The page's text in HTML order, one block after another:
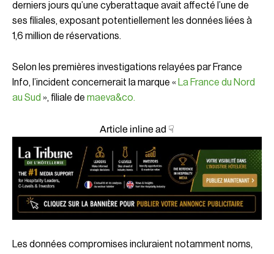
derniers jours qu’une cyberattaque avait affecté l’une de
ses filiales, exposant potentiellement les données liées à
1,6 million de réservations.
Selon les premières investigations relayées par France
Info, l’incident concernerait la marque « La France du Nord
au Sud », filiale de maeva&co.
Article inline ad ☟
Les données compromises incluraient notamment noms,